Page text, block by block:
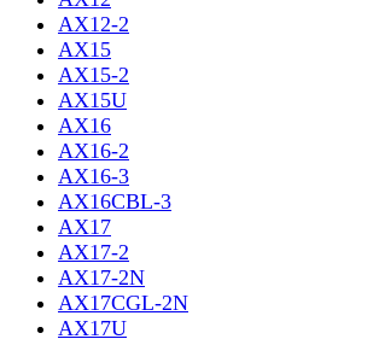
AX12-2
AX15
AX15-2
AX15U
AX16
AX16-2
AX16-3
AX16CBL-3
AX17
AX17-2
AX17-2N
AX17CGL-2N
AX17U